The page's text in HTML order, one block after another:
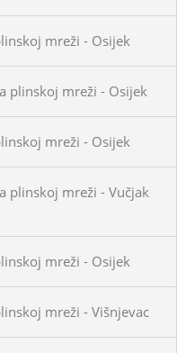
mreži - Osijek
plinskoj mreži - Osijek
mreži - Osijek
plinskoj mreži - Vučjak
mreži - Osijek
mreži - Višnjevac